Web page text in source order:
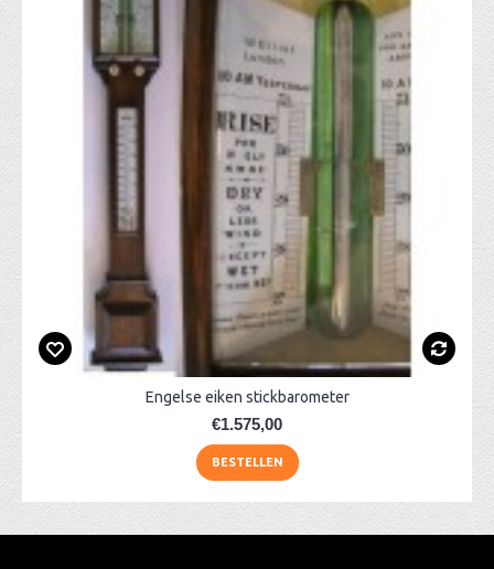
Engelse eiken stickbarometer
€1.575,00
BESTELLEN